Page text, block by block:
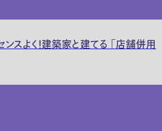
スよく！建築家と建てる 「店舗併用